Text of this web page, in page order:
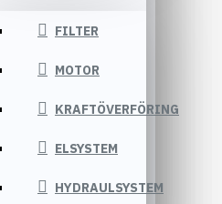
FILTER
MOTOR
KRAFTÖVERFÖRING
ELSYSTEM
HYDRAULSYSTEM